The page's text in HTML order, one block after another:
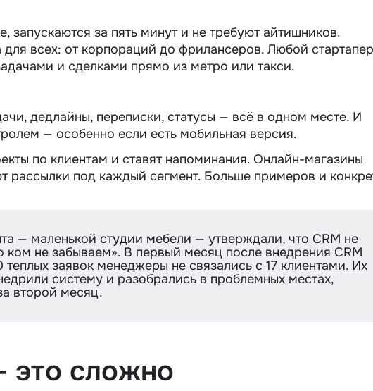
запускаются за пять минут и не требуют айтишников.
всех: от корпораций до фрилансеров. Любой стартапер
и сделками прямо из метро или такси.
дедлайны, переписки, статусы — всё в одном месте. И
— особенно если есть мобильная версия.
по клиентам и ставят напоминания. Онлайн-магазины
рассылки под каждый сегмент. Больше примеров и
— маленькой студии мебели — утверждали, что CRM не
ком не забываем». В первый месяц после внедрения CRM
теплых заявок менеджеры не связались с 17 клиентами. Их
систему и разобрались в проблемных местах,
второй месяц.
это сложно